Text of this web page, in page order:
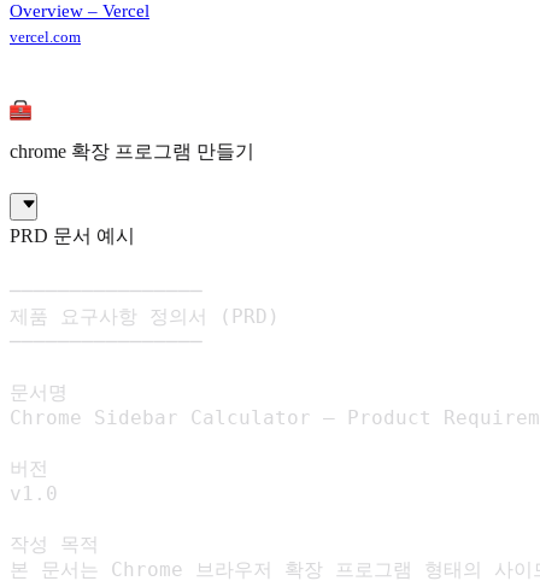
Overview – Vercel
vercel.com
chrome 확장 프로그램 만들기
PRD 문서 예시
────────────────
제품 요구사항 정의서 (PRD)
────────────────
문서명
Chrome Sidebar Calculator – Product
버전
v1.0
작성 목적
본 문서는 Chrome 브라우저 확장 프로그램 형태의 사